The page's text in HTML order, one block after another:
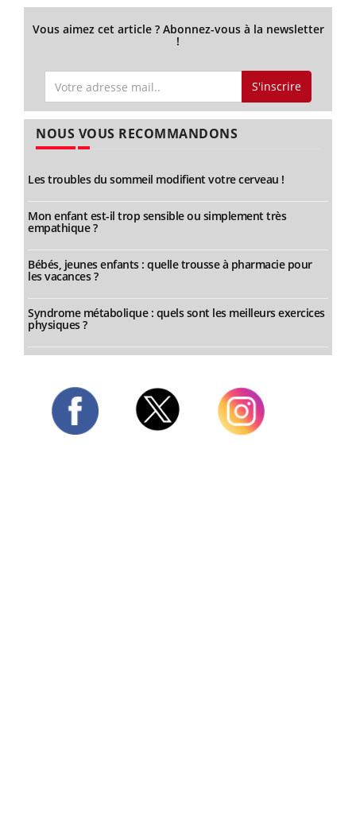
Vous aimez cet article ? Abonnez-vous à la newsletter
!
S'inscrire
NOUS VOUS RECOMMANDONS
Les troubles du sommeil modifient votre cerveau !
Mon enfant est-il trop sensible ou simplement très
empathique ?
Bébés, jeunes enfants : quelle trousse à pharmacie pour
les vacances ?
Syndrome métabolique : quels sont les meilleurs exercices
physiques ?